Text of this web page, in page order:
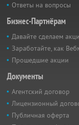
Ответы на вопросы
Бизнес-Партнёрам
Давайте сделаем
Заработайте, как
Прошедшие акции
Документы
Агентский договор
Лицензионный
Публичная оферта